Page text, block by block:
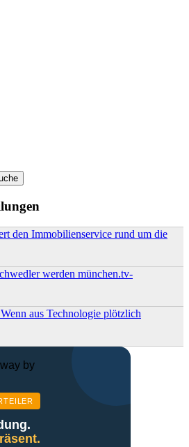
den Immobilienservice rund um die
werden münchen.tv-
aus Technologie plötzlich